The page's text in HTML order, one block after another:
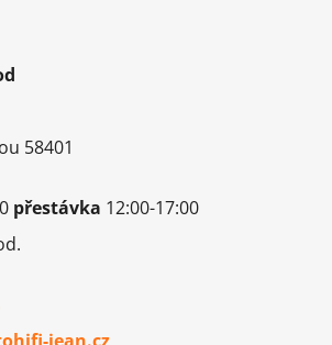
58401
přestávka 12:00-17:00
jean.cz